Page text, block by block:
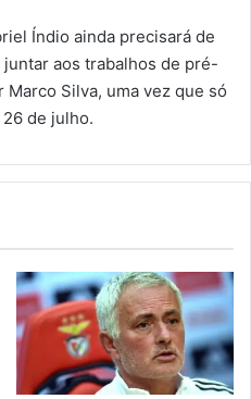
Índio ainda precisará de
aos trabalhos de pré-
Silva, uma vez que só
de julho.